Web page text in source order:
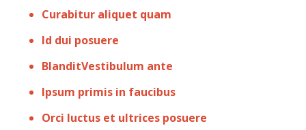
Curabitur aliquet quam
Id dui posuere
BlanditVestibulum ante
Ipsum primis in faucibus
Orci luctus et ultrices posuere